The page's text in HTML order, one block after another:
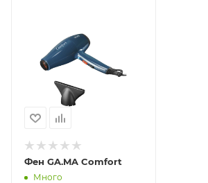
В наличии в пункте
самовывоза
Фен GA.MA Comfort
Много